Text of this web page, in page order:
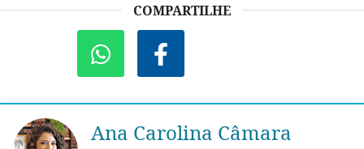
COMPARTILHE
Ana Carolina Câmara